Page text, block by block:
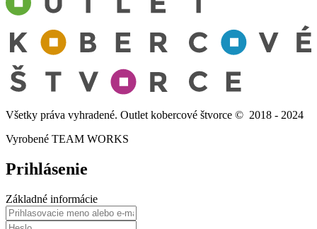
Všetky práva vyhradené. Outlet kobercové štvorce © 2018 - 2024
Vyrobené TEAM WORKS
Prihlásenie
Základné informácie